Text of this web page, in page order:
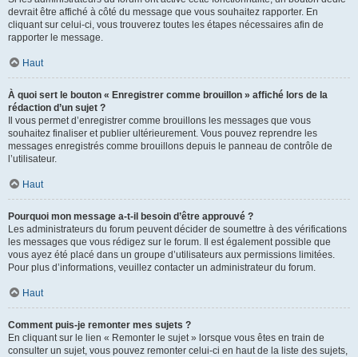
devrait être affiché à côté du message que vous souhaitez rapporter. En
cliquant sur celui-ci, vous trouverez toutes les étapes nécessaires afin de
rapporter le message.
Haut
À quoi sert le bouton « Enregistrer comme brouillon » affiché lors de la
rédaction d’un sujet ?
Il vous permet d’enregistrer comme brouillons les messages que vous
souhaitez finaliser et publier ultérieurement. Vous pouvez reprendre les
messages enregistrés comme brouillons depuis le panneau de contrôle de
l’utilisateur.
Haut
Pourquoi mon message a-t-il besoin d’être approuvé ?
Les administrateurs du forum peuvent décider de soumettre à des vérifications
les messages que vous rédigez sur le forum. Il est également possible que
vous ayez été placé dans un groupe d’utilisateurs aux permissions limitées.
Pour plus d’informations, veuillez contacter un administrateur du forum.
Haut
Comment puis-je remonter mes sujets ?
En cliquant sur le lien « Remonter le sujet » lorsque vous êtes en train de
consulter un sujet, vous pouvez remonter celui-ci en haut de la liste des sujets,